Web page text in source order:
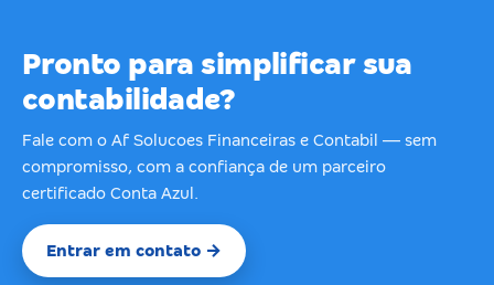
Pronto para simplificar sua
contabilidade?
Fale com o Af Solucoes Financeiras e Contabil — sem
compromisso, com a confiança de um parceiro
certificado Conta Azul.
Entrar em contato →